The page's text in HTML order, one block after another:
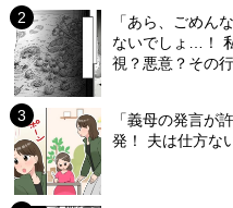
「あら、ごめん
ないでしょ…！
視？悪意？その
「義母の発言が
発！ 夫は仕方な